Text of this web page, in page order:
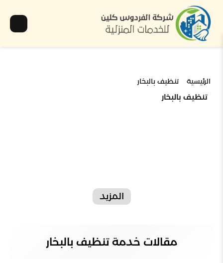
الرئيسية تنظيف بالبخار
تنظيف بالبخار
المزيد
مقالات خدمة تنظيف بالبخار